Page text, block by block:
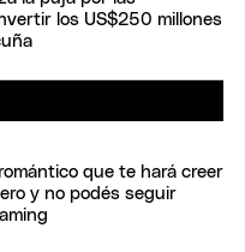
los US$250 millones
que te hará creer
y no podés seguir